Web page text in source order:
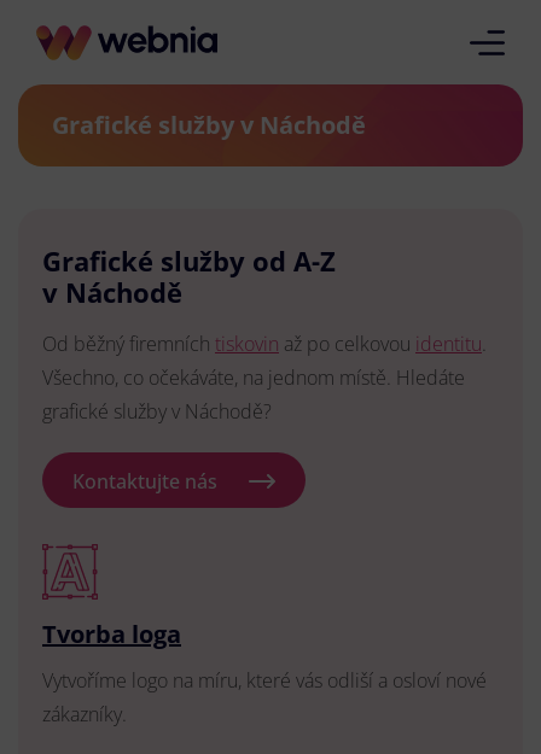
Grafické služby v Náchodě
Grafické služby od A-Z
v Náchodě
Od běžný firemních tiskovin až po celkovou identitu.
Všechno, co očekáváte, na jednom místě. Hledáte
grafické služby v Náchodě?
Kontaktujte nás
Tvorba loga
Vytvoříme logo na míru, které vás odliší a osloví nové
zákazníky.